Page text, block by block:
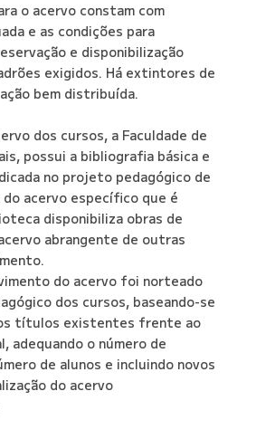
o acervo constam com
e as condições para
e disponibilização
exigidos. Há extintores de
bem distribuída.
dos cursos, a Faculdade de
possui a bibliografia básica e
no projeto pedagógico de
do acervo específico que é
disponibiliza obras de
abrangente de outras
do acervo foi norteado
dos cursos, baseando-se
títulos existentes frente ao
adequando o número de
de alunos e incluindo novos
do acervo